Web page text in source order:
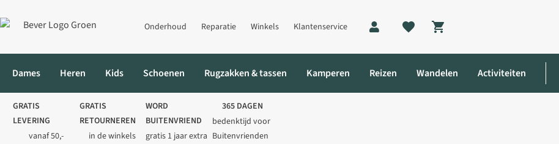
Onderhoud Reparatie Winkels Klantenservice
Shopping cart
Dames Heren Kids Schoenen Rugzakken & tassen Kamperen Reizen Wandelen Activiteiten
GRATIS
LEVERING
vanaf 50,-
GRATIS
RETOURNEREN
in de winkels
WORD
BUITENVRIEND
gratis 1 jaar extra
365 DAGEN
bedenktijd voor
Buitenvrienden